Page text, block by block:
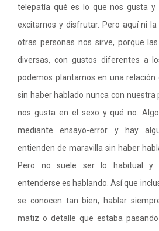
telepatía qué es lo que nos gusta y
excitarnos y disfrutar. Pero aquí ni
otras personas nos sirve, porque
diversas, con gustos diferentes a
podemos plantarnos en una
sin haber hablado nunca con nuestra
nos gusta en el sexo y qué no.
mediante ensayo-error y hay
entienden de maravilla sin haber
Pero no suele ser lo habitual y
entenderse es hablando. Así que
se conocen tan bien, hablar
matiz o detalle que estaba